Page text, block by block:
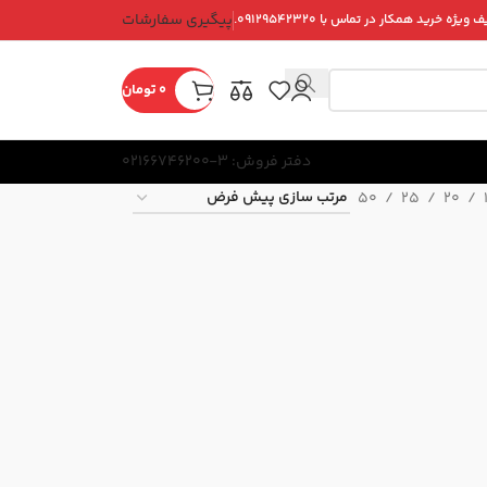
خرید همکار در تماس با ۰۹۱۲۹۵۴۲۳۲۰. پیگیری سفارشات
0 تومان
دفتر فروش: 3-02166746200
20
25
50